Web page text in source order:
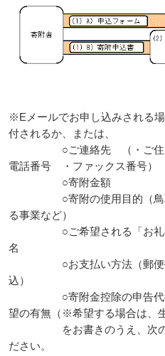
※Eメールでお申し込みされる
付されるか、または、
○ご連絡先 （・ご住
電話番号 ・ファックス番号）
○寄附金額
○寄附の使用目的（鳥取
る事業など）
○ご希望される「お礼の
名
○お支払い方法（郵便払
込）
○寄附金控除の申告代行
望の有無（※希望する場合は、
をお書きのうえ、次のメ
ださい。